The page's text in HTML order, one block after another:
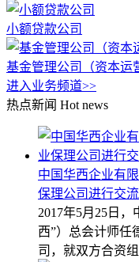
小额贷款公司
基金管理公司（资本运
进入业务频道>>
热点新闻 Hot news
中国华西企业有
保理公司进行交流
2017年5月25日
西”）总会计师任
司，就双方合资